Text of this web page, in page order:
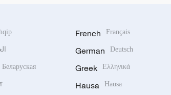
Беларуская
French Français
German Deutsch
Greek Ελληνικά
Hausa Hausa